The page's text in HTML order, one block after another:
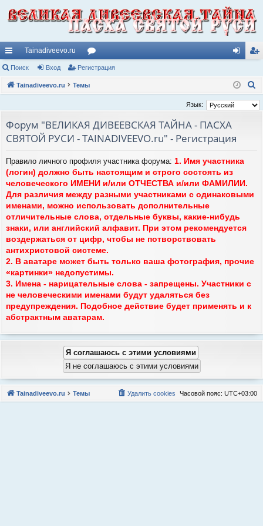
с
ы
и
Tainadiveevo.ru
ор
ум д ис
тр
Поиск Вход Регистрация
Tainadiveevo.ru Темы
и
Язык:
Форум "ВЕЛИКАЯ ДИВЕЕВСКАЯ ТАЙНА - ПАСХА
СВЯТОЙ РУСИ - TAINADIVEEVO.ru" - Регистрация
Правило личного профиля участника форума: 1. Имя участника
(логин) должно быть настоящим и строго состоять из
человеческого ИМЕНИ и/или ОТЧЕСТВА и/или ФАМИЛИИ.
Для различия между разными участниками с одинаковыми
именами, можно использовать дополнительные
отличительные слова, отдельные буквы, какие-нибудь
знаки, или английский алфавит. При этом рекомендуется
воздержаться от цифр, чтобы не потворствовать
антихристовой системе.
2. В аватаре может быть только ваша фотография, прочие
«картинки» недопустимы.
3. Имена - нарицательные слова - запрещены. Участники с
не человеческими именами будут удаляться без
предупреждения. Подобное действие будет применять и к
абстрактным аватарам.
Tainadiveevo.ru Темы Часовой пояс: UTC+03:00
Удалить cookies